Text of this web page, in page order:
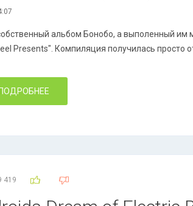
альбом Бонобо, а выполенный им
Presents". Компиляция получилась просто
419